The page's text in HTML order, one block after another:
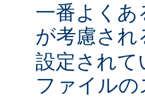
一番よく
が考慮され
設定されて
ファイルの